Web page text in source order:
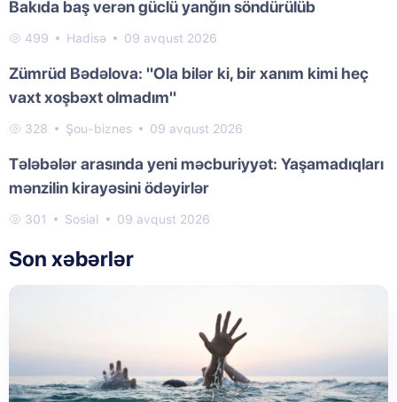
Bakıda baş verən güclü yanğın söndürülüb
499 Hadisə 09 avqust 2026
Zümrüd Bədəlova: "Ola bilər ki, bir xanım kimi heç
vaxt xoşbəxt olmadım"
328 Şou-biznes 09 avqust 2026
Tələbələr arasında yeni məcburiyyət: Yaşamadıqları
mənzilin kirayəsini ödəyirlər
301 Sosial 09 avqust 2026
Son xəbərlər